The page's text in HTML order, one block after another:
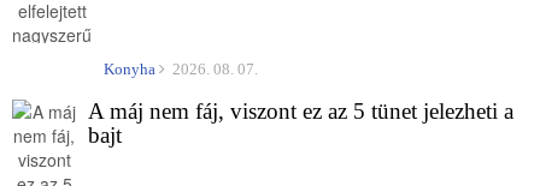
Konyha 2026. 08. 07.
A máj nem fáj, viszont ez az 5 tünet jelezheti a
bajt